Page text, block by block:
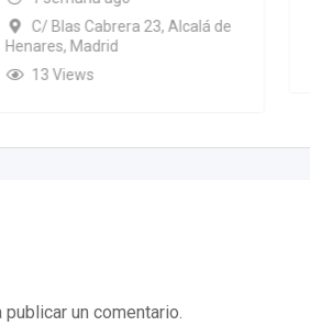
C/ Blas Cabrera 23, Alcalá de
Henares, Madrid
13 Views
publicar un comentario.